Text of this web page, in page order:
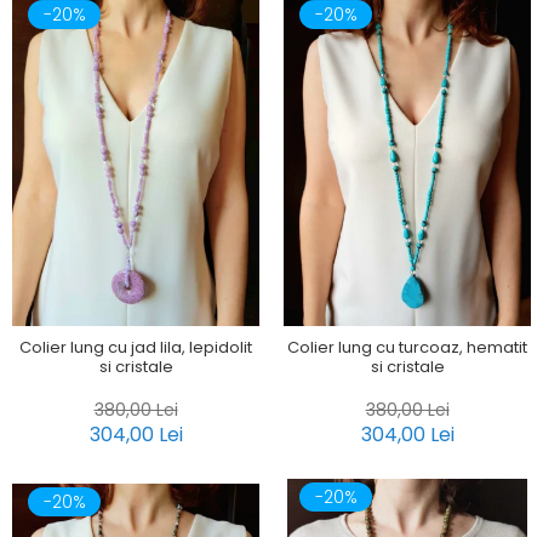
-20%
Colier lung cu jad lila, lepidolit
si cristale
380,00 Lei
304,00 Lei
-20%
Colier lung cu turcoaz, hematit
si cristale
380,00 Lei
304,00 Lei
-20% -20%